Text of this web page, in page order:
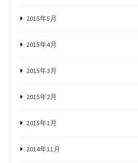
2015年5月
2015年4月
2015年3月
2015年2月
2015年1月
2014年11月